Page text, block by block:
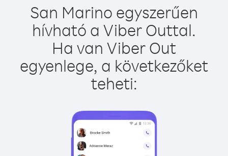
San Marino egyszerűen
hívható a Viber Outtal.
Ha van Viber Out
egyenlege, a következőket
teheti: